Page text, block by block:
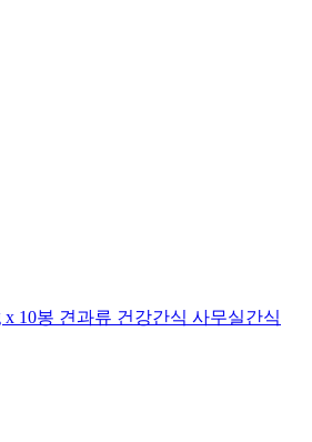
10봉 견과류 건강간식 사무실간식